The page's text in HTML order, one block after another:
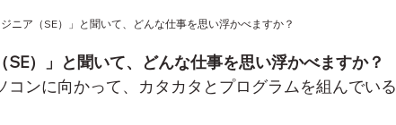
ニア（SE）」と聞いて、どんな仕事を思い浮かべますか？
）」と聞いて、どんな仕事を思い浮かべますか？
ンに向かって、カタカタとプログラムを組んでいる